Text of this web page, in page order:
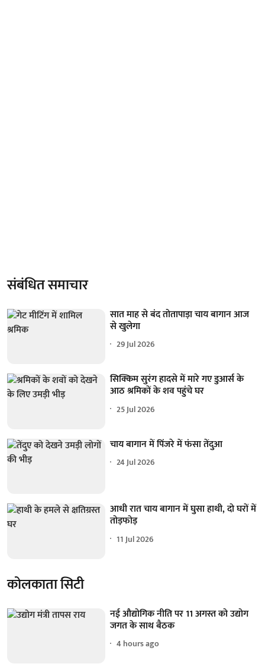
संबंधित समाचार
सात माह से बंद तोतापाड़ा चाय बागान आज
से खुलेगा
29 Jul 2026
सिक्किम सुरंग हादसे में मारे गए डुआर्स के
आठ श्रमिकों के शव पहुंचे घर
25 Jul 2026
चाय बागान में पिंजरे में फंसा तेंदुआ
24 Jul 2026
आधी रात चाय बागान में घुसा हाथी, दो घरों में
तोड़फोड़
11 Jul 2026
कोलकाता सिटी
नई औद्योगिक नीति पर 11 अगस्त को उद्योग
जगत के साथ बैठक
4 hours ago